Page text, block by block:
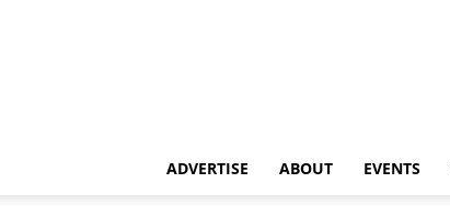
ADVERTISE ABOUT EVENTS